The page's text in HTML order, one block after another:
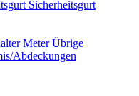
Sicherheitsgurt
Meter Übrige
Abdeckungen